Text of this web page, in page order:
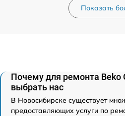
Показать
Почему для ремонта Beko
выбрать нас
В Новосибирске существует
предоставляющих услуги по